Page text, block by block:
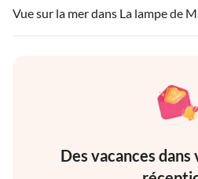
Vue sur la mer dans La lampe de
Des vacances